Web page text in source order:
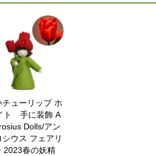
チューリップ ホ
ト 手に装飾 A
Dolls/アン
シウス フェアリ
2023春の妖精